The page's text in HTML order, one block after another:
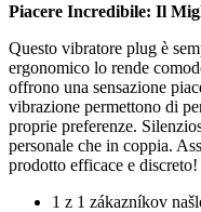
Piacere Incredibile: Il
Questo vibratore plug è
ergonomico lo rende
offrono una sensazione
vibrazione permettono di
proprie preferenze.
personale che in coppia.
prodotto efficace e discreto!
1 z 1 zákazníkov